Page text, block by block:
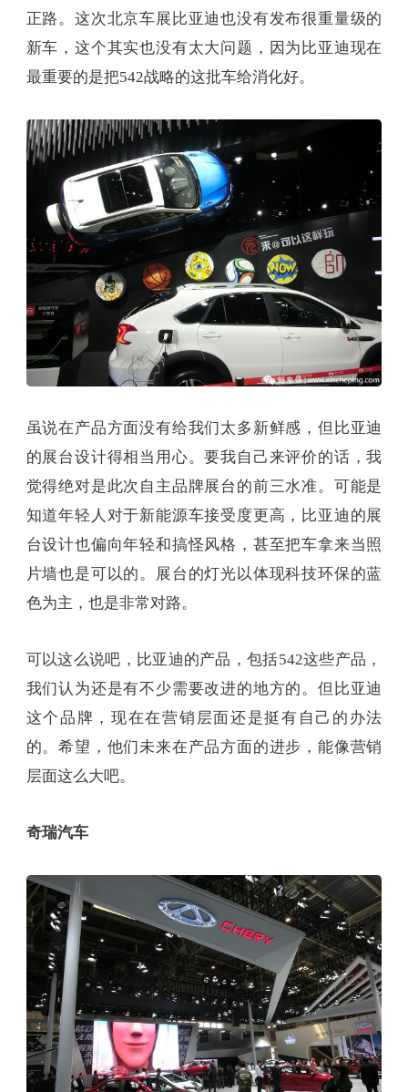
正路。这次北京车展比亚迪也没有发布很重量级的
新车，这个其实也没有太大问题，因为比亚迪现在
最重要的是把542战略的这批车给消化好。
虽说在产品方面没有给我们太多新鲜感，但比亚迪
的展台设计得相当用心。要我自己来评价的话，我
觉得绝对是此次自主品牌展台的前三水准。可能是
知道年轻人对于新能源车接受度更高，比亚迪的展
台设计也偏向年轻和搞怪风格，甚至把车拿来当照
片墙也是可以的。展台的灯光以体现科技环保的蓝
色为主，也是非常对路。
可以这么说吧，比亚迪的产品，包括542这些产品，
我们认为还是有不少需要改进的地方的。但比亚迪
这个品牌，现在在营销层面还是挺有自己的办法
的。希望，他们未来在产品方面的进步，能像营销
层面这么大吧。
奇瑞汽车